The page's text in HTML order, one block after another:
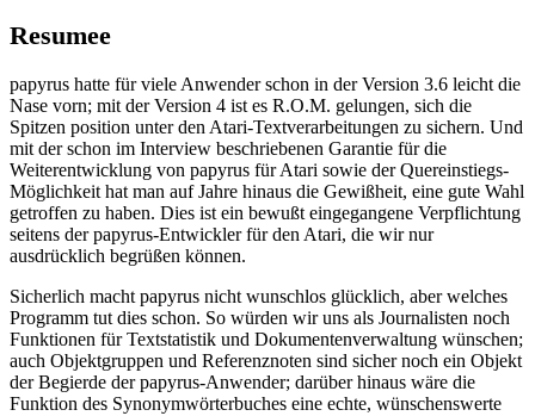
Resumee
papyrus hatte für viele Anwender schon in der Version 3.6 leicht die
Nase vorn; mit der Version 4 ist es R.O.M. gelungen, sich die
Spitzen position unter den Atari-Textverarbeitungen zu sichern. Und
mit der schon im Interview beschriebenen Garantie für die
Weiterentwicklung von papyrus für Atari sowie der Quereinstiegs-
Möglichkeit hat man auf Jahre hinaus die Gewißheit, eine gute Wahl
getroffen zu haben. Dies ist ein bewußt eingegangene Verpflichtung
seitens der papyrus-Entwickler für den Atari, die wir nur
ausdrücklich begrüßen können.
Sicherlich macht papyrus nicht wunschlos glücklich, aber welches
Programm tut dies schon. So würden wir uns als Journalisten noch
Funktionen für Textstatistik und Dokumentenverwaltung wünschen;
auch Objektgruppen und Referenznoten sind sicher noch ein Objekt
der Begierde der papyrus-Anwender; darüber hinaus wäre die
Funktion des Synonymwörterbuches eine echte, wünschenswerte